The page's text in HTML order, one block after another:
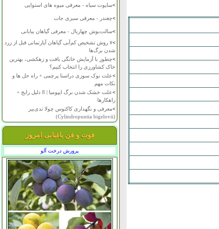
>ساپوت سیاه - معرفی میوه های استوایی
>چغندر - معرفی سبزی جات
>سالت‌بوش چهاربال - معرفی گیاهان بیابانی
>
۷ روش تشخیص کم‌آبی گیاهان آپارتمانی قبل از زرد
شدن برگ‌ها
>چطور با آزمایش خانگی بافت و زهکشی، بهترین
خاک کشاورزی را انتخاب کنیم؟
>علت نوک سوزی دراسنا پرچمی + راه حل ها و
نکات مهم
>
علت خشک شدن برگ ایپومیا | 8 دلیل رایج +
راهکارها
>معرفی و نگهداری کاکتوس چولا تدی‌بیر
(Cylindropuntia bigelovii)
فوت و فن باغبانی امروز
پرورش درخت آلو